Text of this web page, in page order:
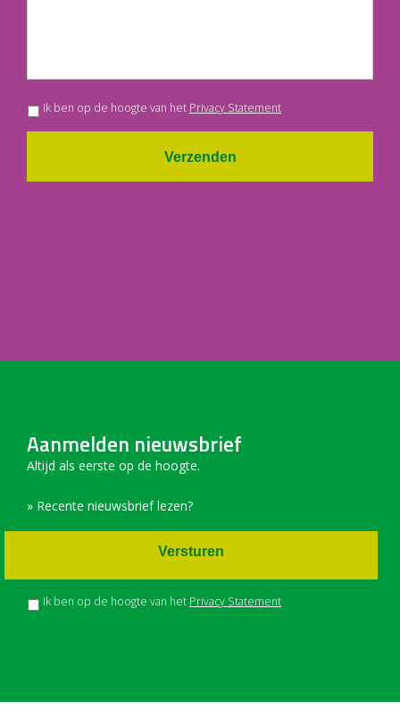
Ik ben op de hoogte van het Privacy Statement
Verzenden
Aanmelden nieuwsbrief
Altijd als eerste op de hoogte.
» Recente nieuwsbrief lezen?
Ik ben op de hoogte van het Privacy Statement
Versturen